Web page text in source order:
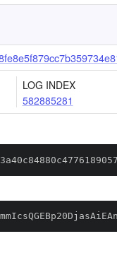
LOG INDEX
582885281